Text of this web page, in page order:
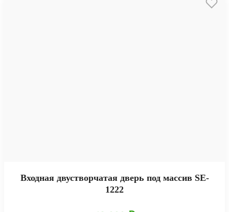
Входная двустворчатая дверь под массив SE-
1222